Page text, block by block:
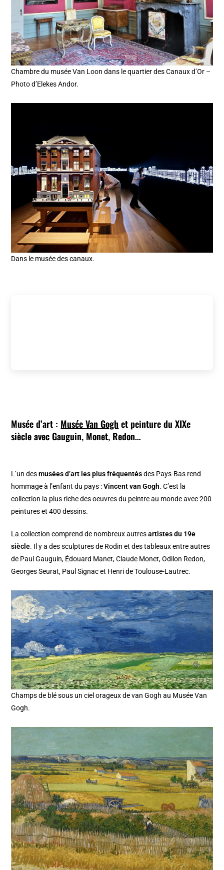
Chambre du musée Van Loon dans le quartier des Canaux d’Or –
Photo d’Elekes Andor.
Dans le musée des canaux.
Musée d’art : Musée Van Gogh et peinture du XIXe
siècle avec Gauguin, Monet, Redon…
L’un desmusées d’art les plus fréquentésdes Pays-Bas rend
hommage à l’enfant du pays :Vincent van Gogh. C’est la
collection la plus riche des oeuvres du peintre au monde avec 200
peintures et 400 dessins.
La collection comprend de nombreux autresartistes du 19e
siècle. Il y a des sculptures de Rodin et des tableaux entre autres
de Paul Gauguin, Édouard Manet, Claude Monet, Odilon Redon,
Georges Seurat, Paul Signac et Henri de Toulouse-Lautrec.
Champs de blé sous un ciel orageux de van Gogh au Musée Van
Gogh.